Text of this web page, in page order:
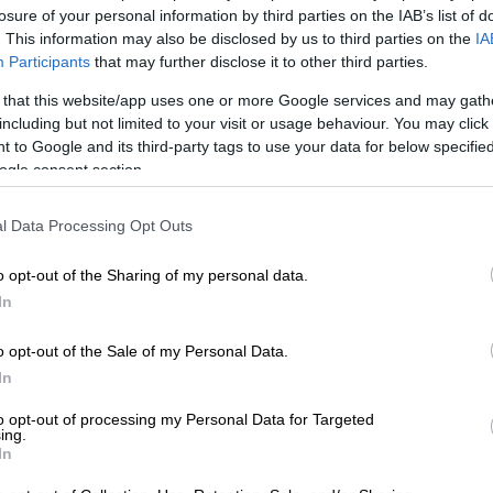
of your personal information by third parties on the IAB’s list of
This information may also be disclosed by us to third parties on the
Participants that may further disclose it to other third parties.
that this website/app uses one or more Google services and may
but not limited to your visit or usage behaviour. You may
to Google and its third-party tags to use your data for below
consent section.
Data Processing Opt Outs
opt-out of the Sharing of my personal data.
opt-out of the Sale of my Personal Data.
opt-out of processing my Personal Data for Targeted
Ελλάδα|12.01.2023 07:41
Έκρηξη σε σύνδεσμο φιλάθλων
στο Μαρούσι - Τι αναφέρουν
Προληπτικά ένας άντρα μεταφέρθηκε